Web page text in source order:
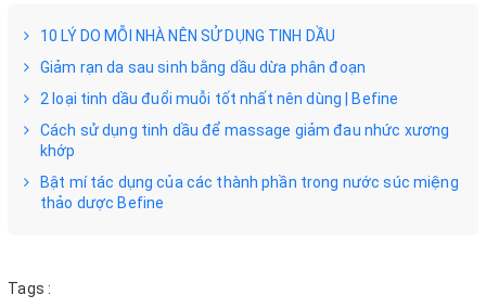
10 LÝ DO MỖI NHÀ NÊN SỬ DỤNG TINH DẦU
Giảm rạn da sau sinh bằng dầu dừa phân đoạn
2 loại tinh dầu đuổi muỗi tốt nhất nên dùng | Befine
Cách sử dụng tinh dầu để massage giảm đau nhức xương
khớp
Bật mí tác dụng của các thành phần trong nước súc miệng
thảo dược Befine
Tags :